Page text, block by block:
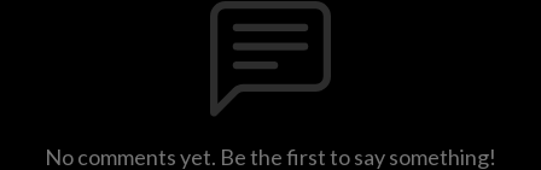
No comments yet. Be the first to say something!